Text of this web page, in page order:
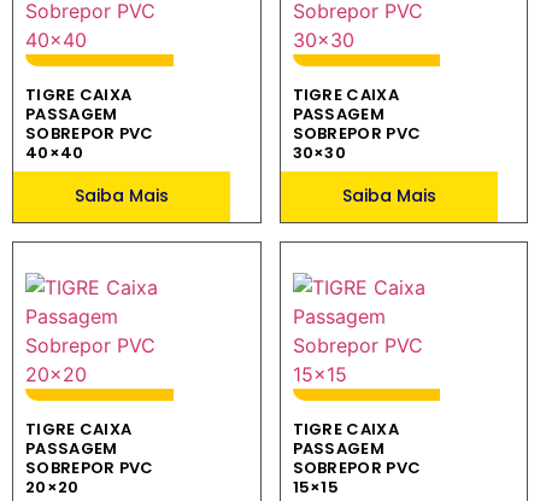
TIGRE CAIXA
PASSAGEM
SOBREPOR PVC
40×40
Saiba Mais
TIGRE CAIXA
PASSAGEM
SOBREPOR PVC
30×30
Saiba Mais
TIGRE CAIXA
PASSAGEM
SOBREPOR PVC
20×20
TIGRE CAIXA
PASSAGEM
SOBREPOR PVC
15×15